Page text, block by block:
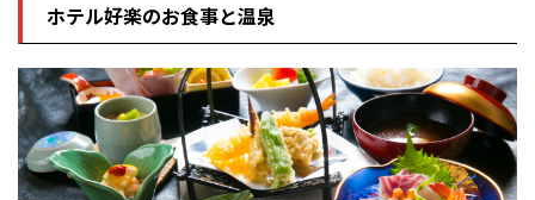
ホテル好楽のお食事と温泉